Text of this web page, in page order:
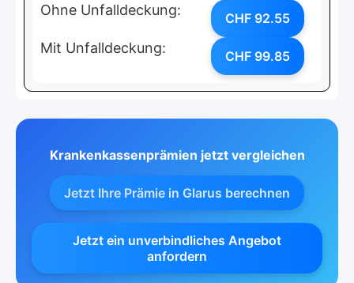
Ohne Unfalldeckung: CHF 92.55
Mit Unfalldeckung: CHF 99.85
Krankenkassenprämien jetzt vergleichen
Jetzt Ihre Prämie in Glarus berechnen
Jetzt ein unverbindliches Angebot
anfordern